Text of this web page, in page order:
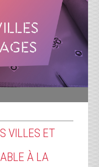
VILLES ET
À LA